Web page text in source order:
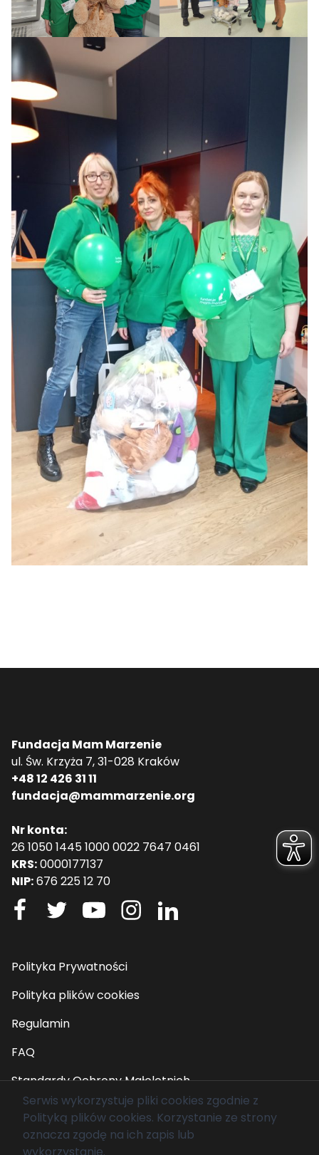
Fundacja Mam Marzenie
ul. Św. Krzyża 7, 31-028 Kraków
+48 12 426 31 11
fundacja@mammarzenie.org
Nr konta:
26 1050 1445 1000 0022 7647 0461
KRS:0000177137
NIP:676 225 12 70
Polityka Prywatności
Polityka plików cookies
Regulamin
FAQ
Standardy Ochrony Małoletnich
© 2026 Fundacja Mam Marzenie. Wszelkie prawa
zastrzeżone.
Serwis wykorzystuje pliki cookies zgodnie z
Polityką plików cookies. Korzystanie ze strony
oznacza zgodę na ich zapis lub